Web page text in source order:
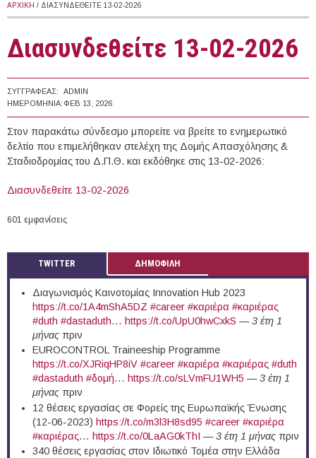
ΑΡΧΙΚΉ / ΔΙΑΣΥΝΔΕΘΕΊΤΕ 13-02-2026
Διασυνδεθείτε 13-02-2026
ΣΥΓΓΡΑΦΈΑΣ:
ADMIN
ΗΜΕΡΟΜΗΝΊΑ: ΦΕΒ 13, 2026
Στον παρακάτω σύνδεσμο μπορείτε να βρείτε το ενημερωτικό
δελτίο που επιμελήθηκαν στελέχη της Δομής Απασχόλησης &
Σταδιοδρομίας του Δ.Π.Θ. και εκδόθηκε στις 13-02-2026:
Διασυνδεθείτε 13-02-2026
601 εμφανίσεις
TWITTER ΔΗΜΟΦΙΛΗ
Διαγωνισμός Καινοτομίας Innovation Hub 2023
https://t.co/1A4mShA5DZ #career #καριέρα #καριέρας
#duth #dastaduth… https://t.co/UpU0hwCxkS —3 έτη 1
μήναςπριν
EUROCONTROL Traineeship Programme
https://t.co/XJRiqHP8iV #career #καριέρα #καριέρας #duth
#dastaduth #δομή… https://t.co/sLVmFU1WH5 —3 έτη 1
μήναςπριν
12 θέσεις εργασίας σε Φορείς της Ευρωπαϊκής Ένωσης
(12-06-2023) https://t.co/m3l3H8sd95 #career #καριέρα
#καριέρας… https://t.co/0LaAG0kThI —3 έτη 1 μήναςπριν
340 θέσεις εργασίας στον Ιδιωτικό Τομέα στην Ελλάδα